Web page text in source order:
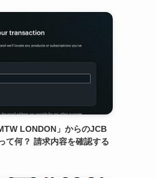
LONDON」からのJCB
て何？ 請求内容を確認する